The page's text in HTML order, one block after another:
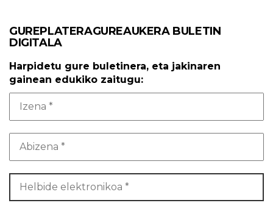
GUREPLATERAGUREAUKERA BULETIN
DIGITALA
Harpidetu gure buletinera, eta jakinaren
gainean edukiko zaitugu: